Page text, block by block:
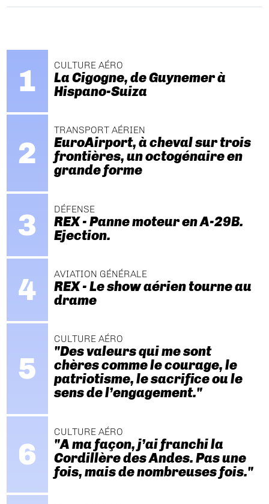
CULTURE AÉRO
La Cigogne, de Guynemer à
Hispano-Suiza
TRANSPORT AÉRIEN
EuroAirport, à cheval sur trois
frontières, un octogénaire en
grande forme
DÉFENSE
REX - Panne moteur en A-29B.
Ejection.
AVIATION GÉNÉRALE
REX - Le show aérien tourne au
drame
CULTURE AÉRO
"Des valeurs qui me sont
chères comme le courage, le
patriotisme, le sacrifice ou le
sens de l’engagement."
CULTURE AÉRO
"A ma façon, j’ai franchi la
Cordillère des Andes. Pas une
fois, mais de nombreuses fois."